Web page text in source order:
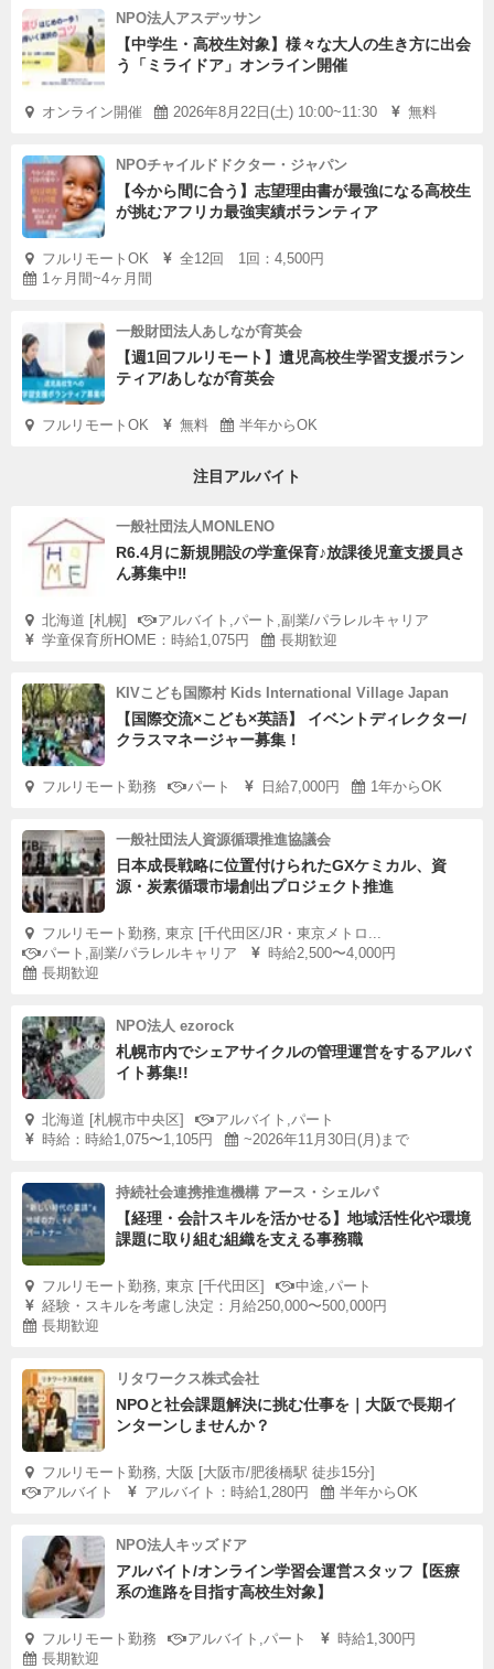
NPO法人アスデッサン
【中学生・高校生対象】様々な大人の生き方に出会
う「ミライドア」オンライン開催
オンライン開催 2026年8月22日(土) 10:00~11:30 無料
NPOチャイルドドクター・ジャパン
【今から間に合う】志望理由書が最強になる高校生
が挑むアフリカ最強実績ボランティア
フルリモートOK
全12回 1回：4,500円
1ヶ月間~4ヶ月間
一般財団法人あしなが育英会
【週1回フルリモート】遺児高校生学習支援ボラン
ティア/あしなが育英会
フルリモートOK 無料 半年からOK
注目アルバイト
一般社団法人MONLENO
R6.4月に新規開設の学童保育♪放課後児童支援員さ
ん募集中‼︎
北海道 [札幌]
アルバイト,パート,副業/パラレルキャリア
学童保育所HOME：時給1,075円
長期歓迎
KIVこども国際村 Kids International Village Japan
【国際交流×こども×英語】 イベントディレクター/
クラスマネージャー募集！
フルリモート勤務 パート 日給7,000円 1年からOK
一般社団法人資源循環推進協議会
日本成長戦略に位置付けられたGXケミカル、資
源・炭素循環市場創出プロジェクト推進
フルリモート勤務, 東京 [千代田区/JR・東京メトロ...
パート,副業/パラレルキャリア
時給2,500〜4,000円
長期歓迎
NPO法人 ezorock
札幌市内でシェアサイクルの管理運営をするアルバ
イト募集!!
北海道 [札幌市中央区]
アルバイト,パート
時給：時給1,075〜1,105円
~2026年11月30日(月)まで
持続社会連携推進機構 アース・シェルパ
【経理・会計スキルを活かせる】地域活性化や環境
課題に取り組む組織を支える事務職
フルリモート勤務, 東京 [千代田区]
中途,パート
経験・スキルを考慮し決定：月給250,000〜500,000円
長期歓迎
リタワークス株式会社
NPOと社会課題解決に挑む仕事を｜大阪で長期イ
ンターンしませんか？
フルリモート勤務, 大阪 [大阪市/肥後橋駅 徒歩15分]
アルバイト
アルバイト：時給1,280円 半年からOK
NPO法人キッズドア
アルバイト/オンライン学習会運営スタッフ【医療
系の進路を目指す高校生対象】
フルリモート勤務 アルバイト,パート
時給1,300円
長期歓迎